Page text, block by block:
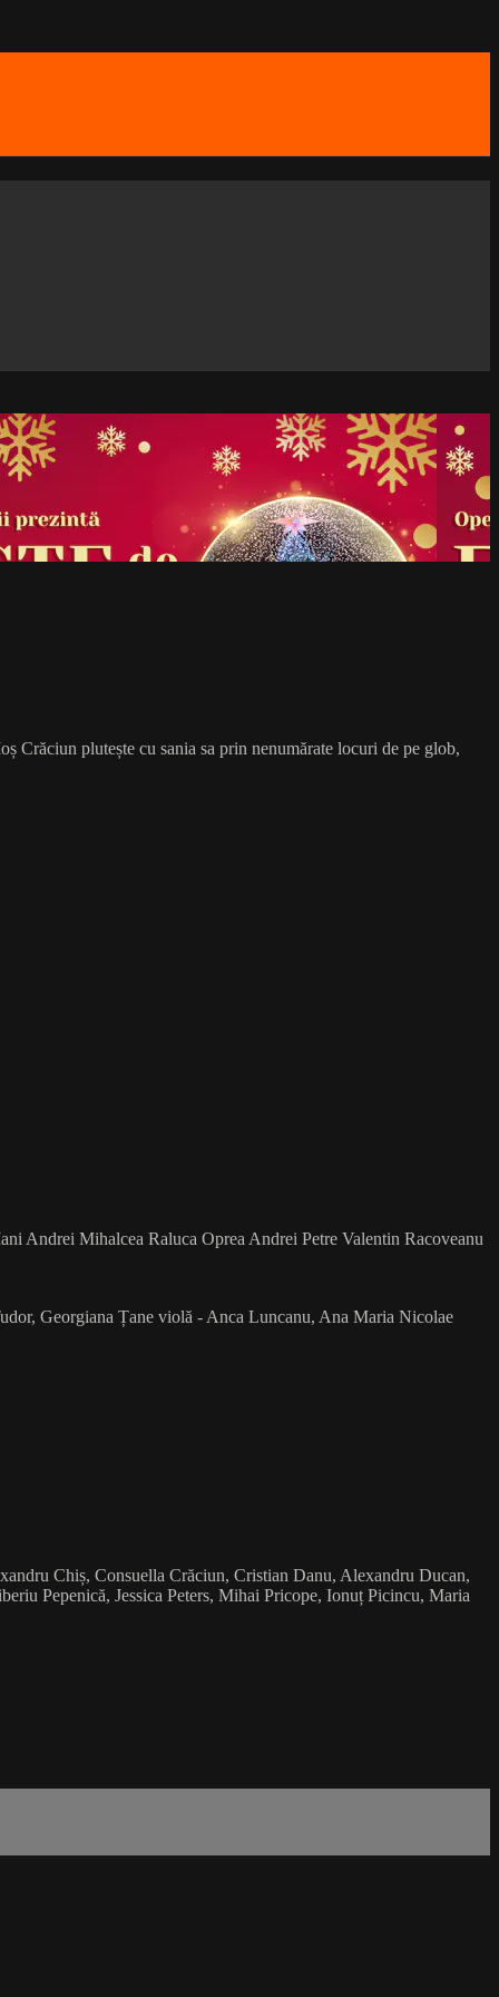
Crăciun plutește cu sania sa prin nenumărate locuri de pe glob,
Andrei Mihalcea Raluca Oprea Andrei Petre Valentin Racoveanu
Georgiana Țane violă - Anca Luncanu, Ana Maria Nicolae
Chiș, Consuella Crăciun, Cristian Danu, Alexandru Ducan,
Pepenică, Jessica Peters, Mihai Pricope, Ionuț Picincu, Maria